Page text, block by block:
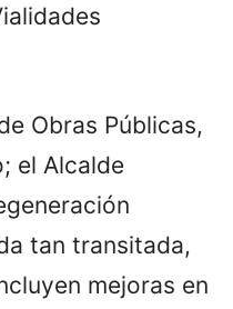
Obras Públicas,
el Alcalde
tan transitada,
mejoras en